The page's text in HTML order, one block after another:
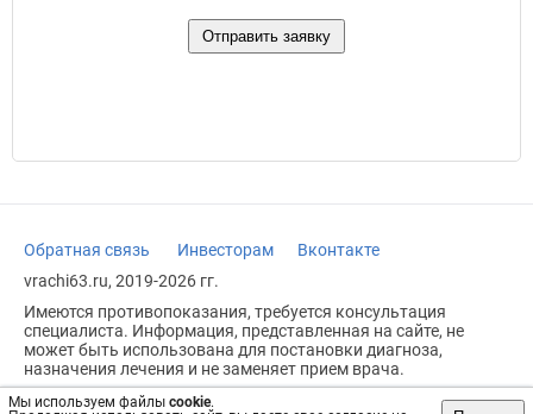
Мы используем файлы cookie.
Обратная связь Инвесторам
Вконтакте
vrachi63.ru, 2019-2026 гг.
Имеются противопоказания, требуется консультация
специалиста. Информация, представленная на сайте, не
может быть использована для постановки диагноза,
назначения лечения и не заменяет прием врача.
Возрастное ограничение: 18+